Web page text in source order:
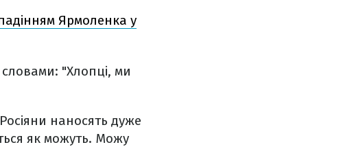
Ярмоленка у
"Хлопці, ми
наносять дуже
як можуть. Можу